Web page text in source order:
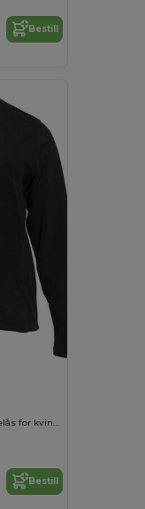
Bestill
Fleecejakke med stor glidelås for kvinner
Bestill